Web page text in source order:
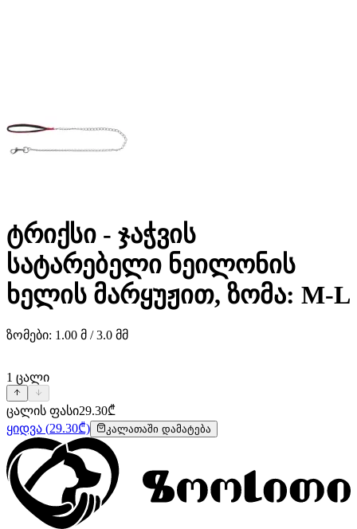
ტრიქსი - ჯაჭვის
სატარებელი ნეილონის
ხელის მარყუჟით, ზომა: M-L
ზომები: 1.00 მ / 3.0 მმ
1 ცალი
ცალის ფასი29.30₾
ყიდვა (29.30₾) კალათაში დამატება